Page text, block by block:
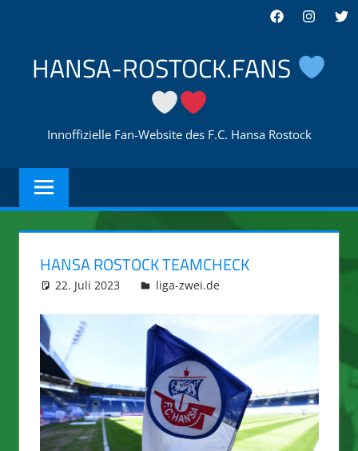
springen
Facebook
HANSA-ROSTOCK.FANS
Innoffizielle Fan-Website des F.C. Hansa Rostock
HANSA ROSTOCK TEAMCHECK
22. Juli 2023 integromat
liga-zwei.de